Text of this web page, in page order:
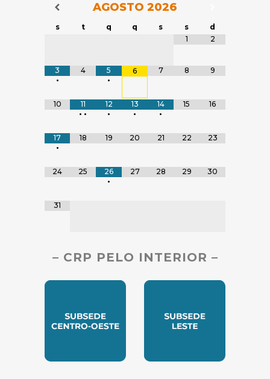
Navegação do Calendário
AGOSTO 2026
s t q q s s
d
1
2
3
•
4
5
•
6 7 8 9
10
11
• •
12
•
13
•
14
•
15 16
17
•
18 19 20 21 22 23
24 25
26
•
27 28 29 30
31
– CRP PELO INTERIOR –